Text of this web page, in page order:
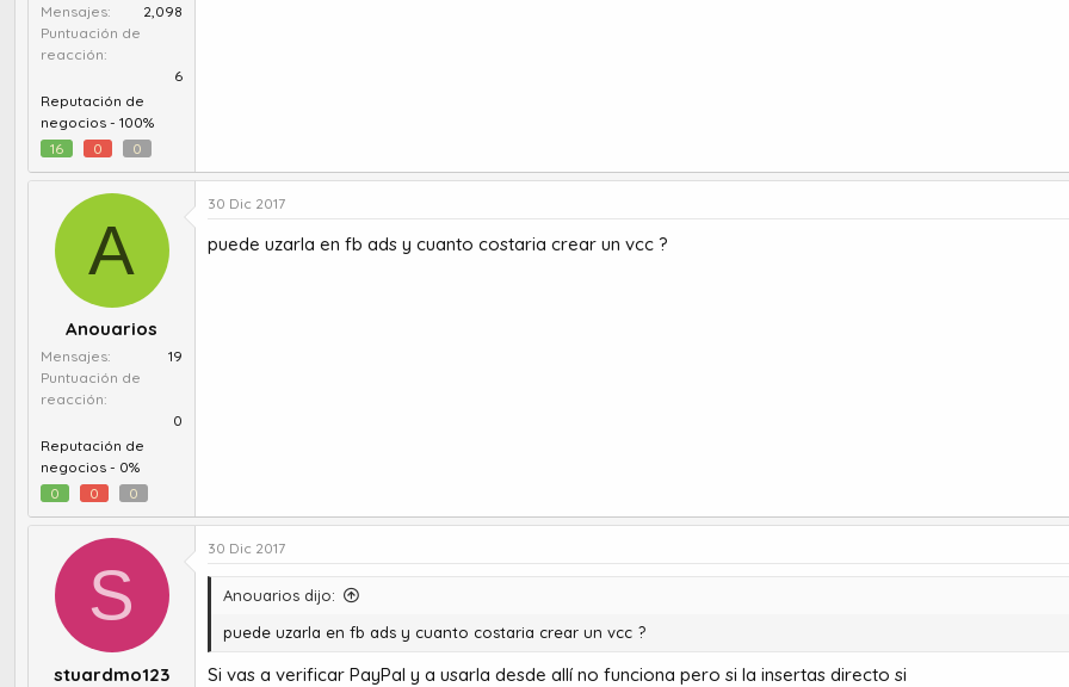
Mensajes
2,098
Puntuación de
reacción
6
Reputación de
negocios - 100%
16
0 0
A
Anouarios
Mensajes
19
Puntuación de
reacción
0
Reputación de
negocios - 0%
0
0 0
30 Dic 2017
puede uzarla en fb ads y cuanto costaria crear un vcc ?
S
stuardmo123
30 Dic 2017
Anouarios dijo:
puede uzarla en fb ads y cuanto costaria crear un vcc ?
Si vas a verificar PayPal y a usarla desde allí no funciona pero si la insertas directo si